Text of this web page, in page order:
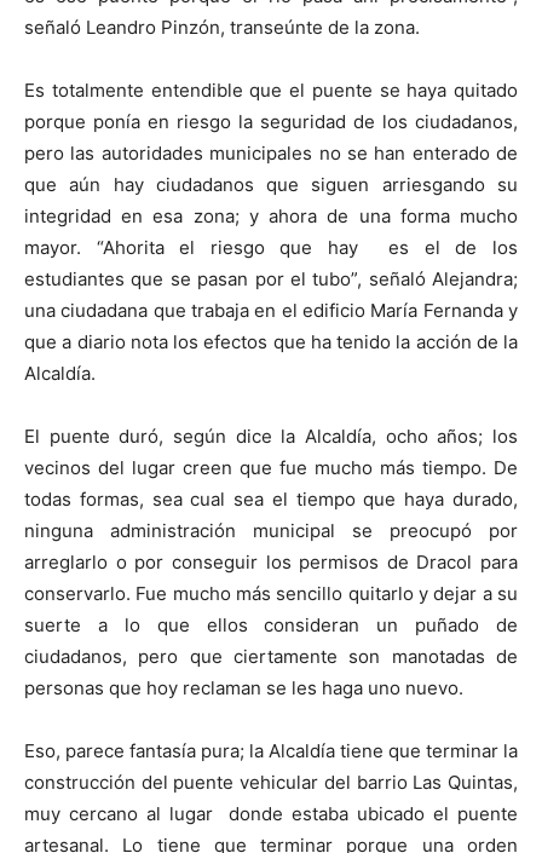
señaló Leandro Pinzón, transeúnte de la zona.
Es totalmente entendible que el puente se haya quitado
porque ponía en riesgo la seguridad de los ciudadanos,
pero las autoridades municipales no se han enterado de
que aún hay ciudadanos que siguen arriesgando su
integridad en esa zona; y ahora de una forma mucho
mayor. “Ahorita el riesgo que hay es el de los
estudiantes que se pasan por el tubo”, señaló Alejandra;
una ciudadana que trabaja en el edificio María Fernanda y
que a diario nota los efectos que ha tenido la acción de la
Alcaldía.
El puente duró, según dice la Alcaldía, ocho años; los
vecinos del lugar creen que fue mucho más tiempo. De
todas formas, sea cual sea el tiempo que haya durado,
ninguna administración municipal se preocupó por
arreglarlo o por conseguir los permisos de Dracol para
conservarlo. Fue mucho más sencillo quitarlo y dejar a su
suerte a lo que ellos consideran un puñado de
ciudadanos, pero que ciertamente son manotadas de
personas que hoy reclaman se les haga uno nuevo.
Eso, parece fantasía pura; la Alcaldía tiene que terminar la
construcción del puente vehicular del barrio Las Quintas,
muy cercano al lugar donde estaba ubicado el puente
artesanal. Lo tiene que terminar porque una orden